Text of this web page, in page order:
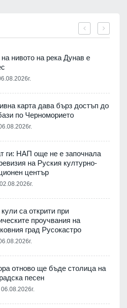
нивото на река Дунав е
карта дава бърз достъп до
по Черноморието
ги: НАП още не е започнала
на Руския културно-
център
02.08.2026г.
са открити при
проучвания на
град Русокастро
отново ще бъде столица на
песен
06.08.2026г.